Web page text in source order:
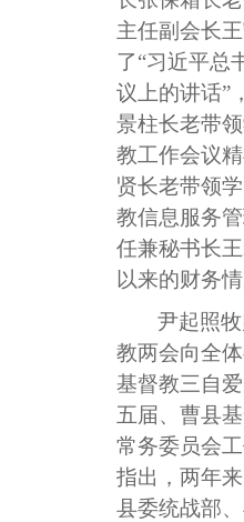
主任副会长
了“习近平总
议上的讲话”
景柱长老带
教工作会议
贤长老带领
教信息服务
任兼秘书长
以来的财务
尹起照
教两会向全
基督教三自
五届、曹县
常务委员会
指出，两年
县委统战部